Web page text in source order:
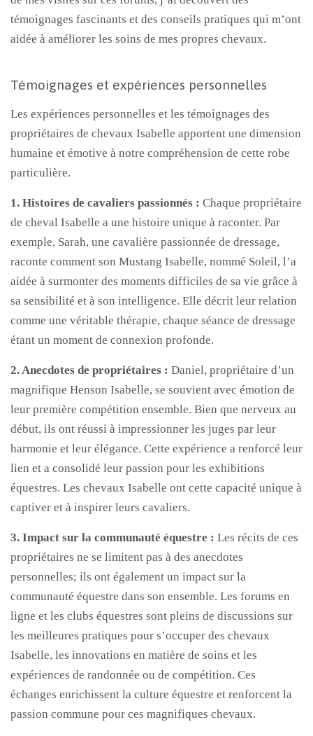
témoignages fascinants et des conseils pratiques qui m’ont
aidée à améliorer les soins de mes propres chevaux.
Témoignages et expériences personnelles
Les expériences personnelles et les témoignages des
propriétaires de chevaux Isabelle apportent une dimension
humaine et émotive à notre compréhension de cette robe
particulière.
1. Histoires de cavaliers passionnés : Chaque propriétaire
de cheval Isabelle a une histoire unique à raconter. Par
exemple, Sarah, une cavalière passionnée de dressage,
raconte comment son Mustang Isabelle, nommé Soleil, l’a
aidée à surmonter des moments difficiles de sa vie grâce à
sa sensibilité et à son intelligence. Elle décrit leur relation
comme une véritable thérapie, chaque séance de dressage
étant un moment de connexion profonde.
2. Anecdotes de propriétaires : Daniel, propriétaire d’un
magnifique Henson Isabelle, se souvient avec émotion de
leur première compétition ensemble. Bien que nerveux au
début, ils ont réussi à impressionner les juges par leur
harmonie et leur élégance. Cette expérience a renforcé leur
lien et a consolidé leur passion pour les exhibitions
équestres. Les chevaux Isabelle ont cette capacité unique à
captiver et à inspirer leurs cavaliers.
3. Impact sur la communauté équestre : Les récits de ces
propriétaires ne se limitent pas à des anecdotes
personnelles; ils ont également un impact sur la
communauté équestre dans son ensemble. Les forums en
ligne et les clubs équestres sont pleins de discussions sur
les meilleures pratiques pour s’occuper des chevaux
Isabelle, les innovations en matière de soins et les
expériences de randonnée ou de compétition. Ces
échanges enrichissent la culture équestre et renforcent la
passion commune pour ces magnifiques chevaux.